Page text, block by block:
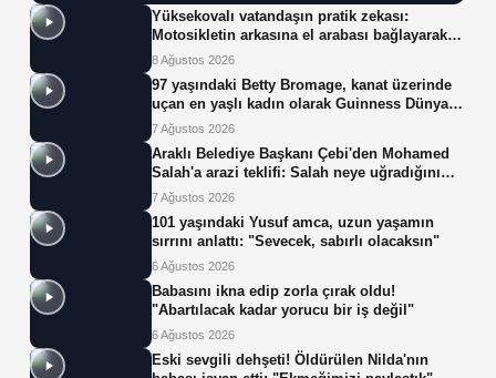
Yüksekovalı vatandaşın pratik zekası:
Motosikletin arkasına el arabası bağlayarak
üzerinde ot taşıdı
8 Ağustos 2026
97 yaşındaki Betty Bromage, kanat üzerinde
uçan en yaşlı kadın olarak Guinness Dünya
Rekoru'nu kırdı
7 Ağustos 2026
Araklı Belediye Başkanı Çebi'den Mohamed
Salah'a arazi teklifi: Salah neye uğradığını
şaşırdı!
7 Ağustos 2026
101 yaşındaki Yusuf amca, uzun yaşamın
sırrını anlattı: "Sevecek, sabırlı olacaksın"
6 Ağustos 2026
Babasını ikna edip zorla çırak oldu!
"Abartılacak kadar yorucu bir iş değil"
6 Ağustos 2026
Eski sevgili dehşeti! Öldürülen Nilda'nın